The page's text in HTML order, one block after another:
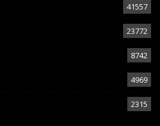
41557
23772
8742
4969
2315